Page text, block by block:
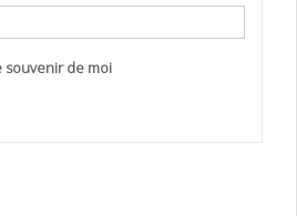
souvenir de moi